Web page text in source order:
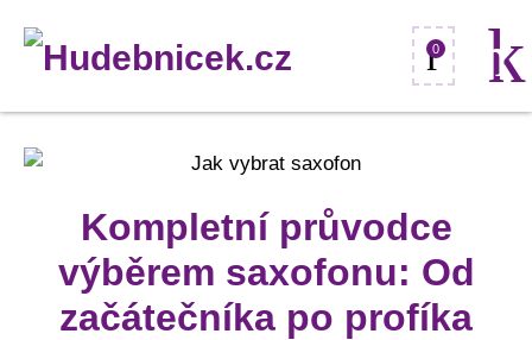
0
Kompletní průvodce
výběrem saxofonu: Od
začátečníka po profíka